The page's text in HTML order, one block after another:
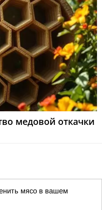
медовой откачки
мясо в вашем